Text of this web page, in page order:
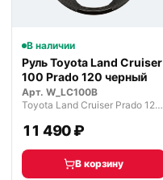
В наличии
Руль Toyota Land Cruiser
100 Prado 120 черный
Арт. W_LC100B
Toyota Land Cruiser Prado 120 рестайлинг (2007—2009)
11 490 ₽
В корзину